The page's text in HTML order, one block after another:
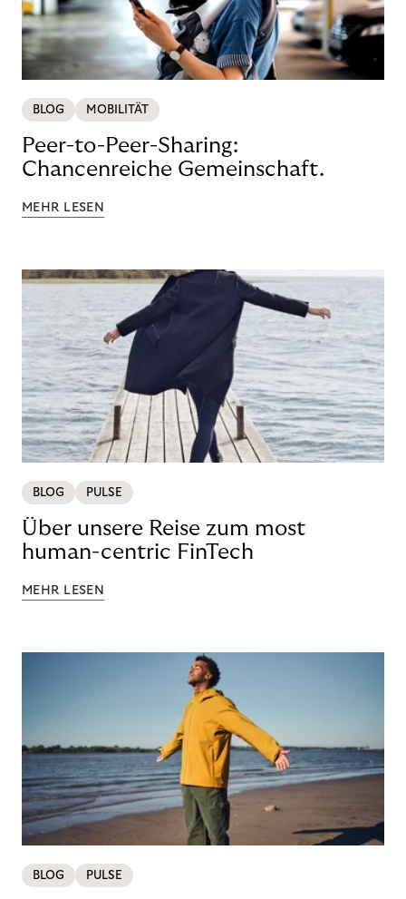
BLOG MOBILITÄT
Peer-to-Peer-Sharing:
Chancenreiche Gemeinschaft.
MEHR LESEN
BLOG PULSE
Über unsere Reise zum most
human-centric FinTech
MEHR LESEN
BLOG PULSE